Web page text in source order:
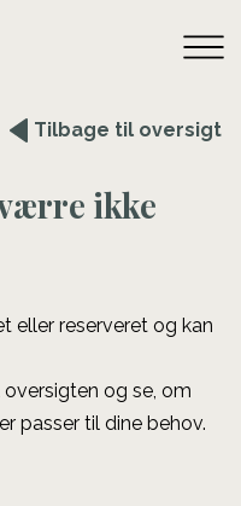
Tilbage til oversigt
ikke
eller reserveret og kan
og se, om
passer til dine behov.